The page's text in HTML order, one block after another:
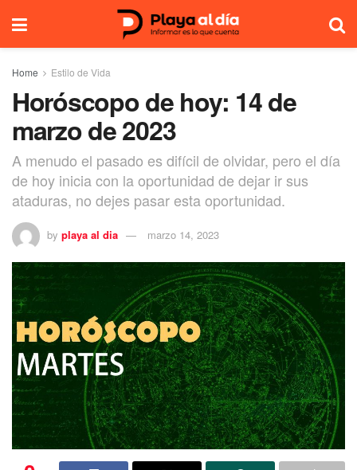
Home Estilo de Vida
Horóscopo de hoy: 14 de
marzo de 2023
A menudo el pasado es difícil de olvidar, pero el día
de hoy inicia con la oportunidad de dejar ir sus
ataduras, no dejes pasar esta oportunidad.
by playa al dia marzo 14, 2023